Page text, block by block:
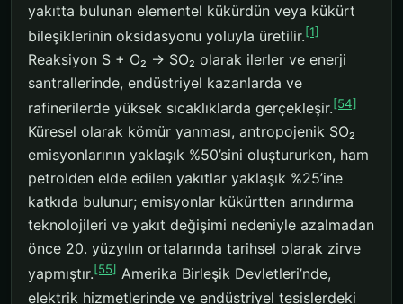
yakıtta bulunan elementel kükürdün veya kükürt
bileşiklerinin oksidasyonu yoluyla üretilir.[1]
Reaksiyon S + O₂ → SO₂ olarak ilerler ve enerji
santrallerinde, endüstriyel kazanlarda ve
rafinerilerde yüksek sıcaklıklarda gerçekleşir.[54]
Küresel olarak kömür yanması, antropojenik SO₂
emisyonlarının yaklaşık %50’sini oluştururken, ham
petrolden elde edilen yakıtlar yaklaşık %25’ine
katkıda bulunur; emisyonlar kükürtten arındırma
teknolojileri ve yakıt değişimi nedeniyle azalmadan
önce 20. yüzyılın ortalarında tarihsel olarak zirve
yapmıştır.[55] Amerika Birleşik Devletleri’nde,
elektrik hizmetlerinde ve endüstriyel tesislerdeki